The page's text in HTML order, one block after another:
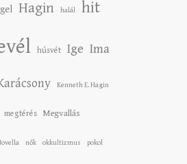
Hagin halál hit
húsvét Ige Ima
Kenneth E. Hagin
megtérés Megvallás
nők okkultizmus pokol